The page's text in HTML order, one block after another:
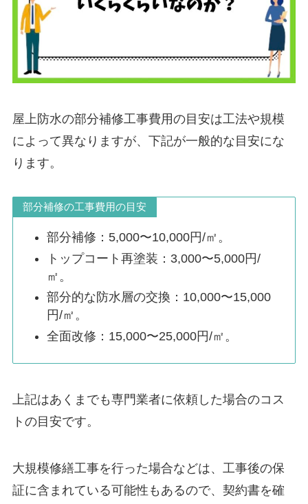
屋上防水の部分補修工事費用の目安は工法や規模
によって異なりますが、下記が一般的な目安にな
ります。
部分補修の工事費用の目安
部分補修：5,000〜10,000円/㎡。
トップコート再塗装：3,000〜5,000円/
㎡。
部分的な防水層の交換：10,000〜15,000
円/㎡。
全面改修：15,000〜25,000円/㎡。
上記はあくまでも専門業者に依頼した場合のコス
トの目安です。
大規模修繕工事を行った場合などは、工事後の保
証に含まれている可能性もあるので、契約書を確